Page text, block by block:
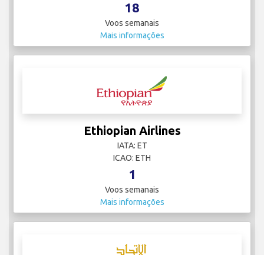
18
Voos semanais
Mais informações
Ethiopian Airlines
IATA: ET
ICAO: ETH
1
Voos semanais
Mais informações